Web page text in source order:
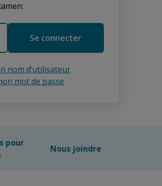
Se connecter
nom d’utilisateur
mot de passe
pour
Nous joindre